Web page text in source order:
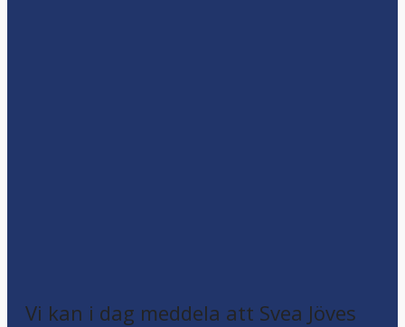
Vi kan i dag meddela att Svea Jöves